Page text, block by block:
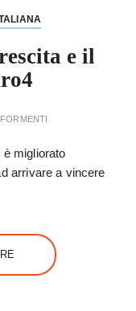
e il
migliorato
arrivare a vincere